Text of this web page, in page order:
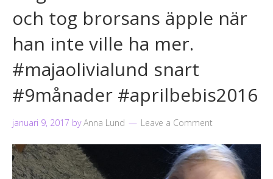
och tog brorsans äpple när
han inte ville ha mer.
#majaolivialund snart
#9månader #aprilbebis2016
januari 9, 2017 byAnna Lund Leave a Comment